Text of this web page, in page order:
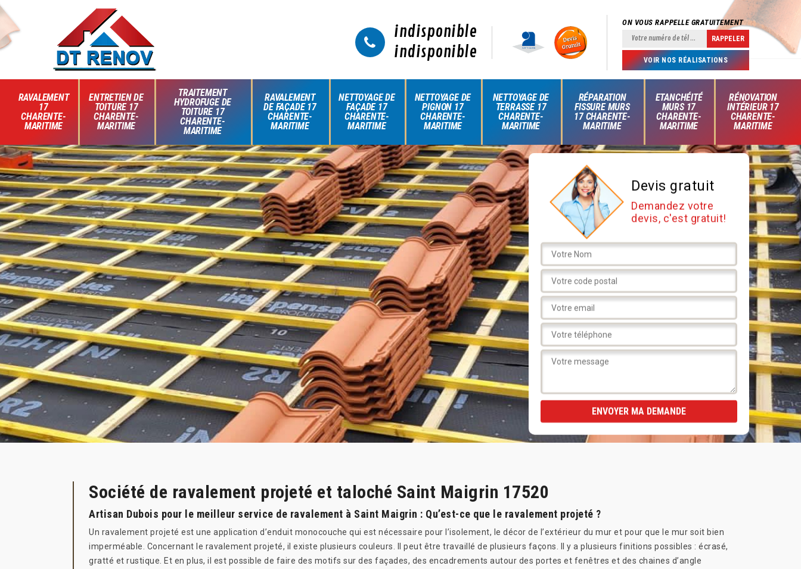
indisponible
indisponible
ON VOUS RAPPELLE GRATUITEMENT
VOIR NOS RÉALISATIONS
RAVALEMENT
17
CHARENTE-
MARITIME
ENTRETIEN DE
TOITURE 17
CHARENTE-
MARITIME
TRAITEMENT
HYDROFUGE DE
TOITURE 17
CHARENTE-
MARITIME
RAVALEMENT
DE FAÇADE 17
CHARENTE-
MARITIME
NETTOYAGE DE
FAÇADE 17
CHARENTE-
MARITIME
NETTOYAGE DE
PIGNON 17
CHARENTE-
MARITIME
NETTOYAGE DE
TERRASSE 17
CHARENTE-
MARITIME
RÉPARATION
FISSURE MURS
17 CHARENTE-
MARITIME
ETANCHÉITÉ
MURS 17
CHARENTE-
MARITIME
RÉNOVATION
INTÉRIEUR 17
CHARENTE-
MARITIME
Devis gratuit
Demandez votre
devis, c'est gratuit!
Société de ravalement projeté et taloché Saint Maigrin 17520
Artisan Dubois pour le meilleur service de ravalement à Saint Maigrin : Qu’est-ce que le ravalement projeté ?
Un ravalement projeté est une application d’enduit monocouche qui est nécessaire pour l’isolement, le décor de l’extérieur du mur et pour que le mur soit bien
imperméable. Concernant le ravalement projeté, il existe plusieurs couleurs. Il peut être travaillé de plusieurs façons. Il y a plusieurs finitions possibles : écrasé,
gratté et rustique. Et en plus, il est possible de faire des motifs sur des façades, des encadrements autour des portes et fenêtres et des chaines d’angle